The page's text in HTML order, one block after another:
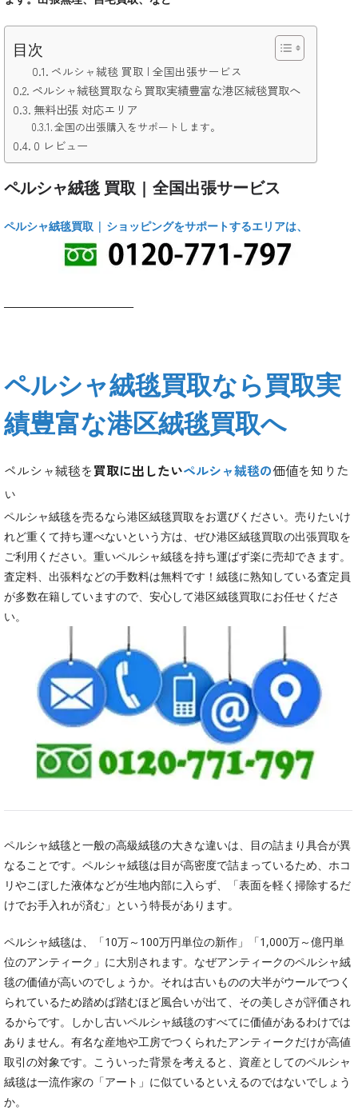
目次
ペルシャ絨毯 買取 | 全国出張サービス
ペルシャ絨毯買取なら買取実績豊富な港区絨毯買取へ
無料出張 対応エリア
全国の出張購入をサポートします。
0 レビュー
ペルシャ絨毯 買取 | 全国出張サービス
ペルシャ絨毯買取 | ショッピングをサポートするエリアは、
ペルシャ絨毯買取なら買取実
績豊富な港区絨毯買取へ
ペルシャ絨毯を買取に出したいペルシャ絨毯の価値を知りた
い
ペルシャ絨毯を売るなら港区絨毯買取をお選びください。売りたいけ
れど重くて持ち運べないという方は、ぜひ港区絨毯買取の出張買取を
ご利用ください。重いペルシャ絨毯を持ち運ばず楽に売却できます。
査定料、出張料などの手数料は無料です！絨毯に熟知している査定員
が多数在籍していますので、安心して港区絨毯買取にお任せくださ
い。
ペルシャ絨毯と一般の高級絨毯の大きな違いは、目の詰まり具合が異
なることです。ペルシャ絨毯は目が高密度で詰まっているため、ホコ
リやこぼした液体などが生地内部に入らず、「表面を軽く掃除するだ
けでお手入れが済む」という特長があります。
ペルシャ絨毯は、「10万～100万円単位の新作」「1,000万～億円単
位のアンティーク」に大別されます。なぜアンティークのペルシャ絨
毯の価値が高いのでしょうか。それは古いものの大半がウールでつく
られているため踏めば踏むほど風合いが出て、その美しさが評価され
るからです。しかし古いペルシャ絨毯のすべてに価値があるわけでは
ありません。有名な産地や工房でつくられたアンティークだけが高値
取引の対象です。こういった背景を考えると、資産としてのペルシャ
絨毯は一流作家の「アート」に似ているといえるのではないでしょう
か。